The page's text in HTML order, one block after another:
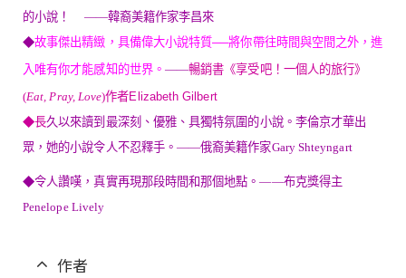
的小說！ ——韓裔美籍作家李昌來
◆故事傑出精緻，具備偉大小說特質──將你帶往時間與空間之外，進
入唯有你才能感知的世界。 ——暢銷書《享受吧！一個人的旅行》
(Eat, Pray, Love)作者Elizabeth Gilbert
◆長久以來讀到最深刻、優雅、具獨特氛圍的小說。李倫京才華出
眾，她的小說令人不忍釋手。——俄裔美籍作家Gary Shteyngart
◆令人讚嘆，真實再現那段時間和那個地點。——布克獎得主
Penelope Lively
作者